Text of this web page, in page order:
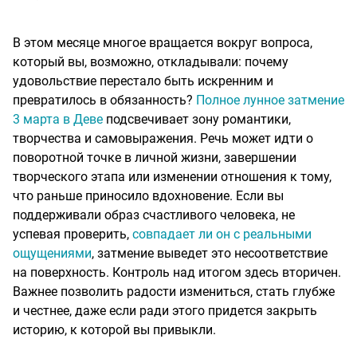
В этом месяце многое вращается вокруг вопроса,
который вы, возможно, откладывали: почему
удовольствие перестало быть искренним и
превратилось в обязанность? Полное лунное затмение
3 марта в Деве подсвечивает зону романтики,
творчества и самовыражения. Речь может идти о
поворотной точке в личной жизни, завершении
творческого этапа или изменении отношения к тому,
что раньше приносило вдохновение. Если вы
поддерживали образ счастливого человека, не
успевая проверить, совпадает ли он с реальными
ощущениями, затмение выведет это несоответствие
на поверхность. Контроль над итогом здесь вторичен.
Важнее позволить радости измениться, стать глубже
и честнее, даже если ради этого придется закрыть
историю, к которой вы привыкли.